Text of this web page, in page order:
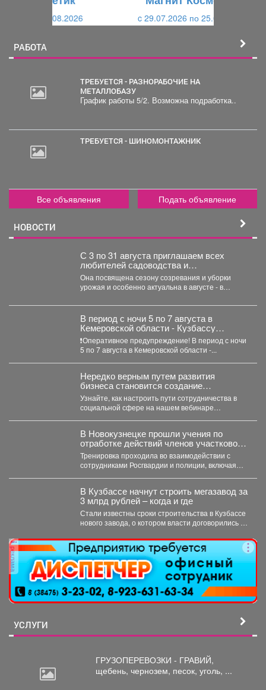
c 29.07.2026 по 25.08.2026
РАБОТА
ТРЕБУЕТСЯ - РАЗНОРАБОЧИЕ НА
МЕТАЛЛОБАЗУ
График работы 5/2. Возможна подработка..
ТРЕБУЕТСЯ - ШИНОМОНТАЖНИК
Все объявления Подать объявление
НОВОСТИ
С 3 по 31 августа приглашаем всех
любителей садоводства и
огородничества в библиотеку
«Молодежная» на книжную выставку
«Ваш урожайный участок»!
Она посвящена сезону созревания и уборки
урожая и особенно актуальна в августе - в
В период с ночи 5 по 7 августа в
Кемеровской области - Кузбассу
ожидаются грозы, сильные дожди, днем
местами град.
❗️Оперативное предупреждение! В период с ночи
5 по 7 августа в Кемеровской области -...
Нередко верным путем развития
бизнеса становится создание
совместных проектов, работа в команде
и даже полномасштабные объединения.
Узнайте, как настроить пути сотрудничества в
социальной сфере на нашем вебинаре
В Новокузнецке прошли учения по
отработке действий членов участковой
избирательной комиссии в нештатных
ситуациях на предстоящих выборах.
Тренировка проходила во взаимодействии с
сотрудниками Росгвардии и полиции, включая
В Кузбассе начнут строить мегазавод за
3 млрд рублей – когда и где
Стали известны сроки строительства в Кузбассе
нового завода, о котором власти договорились в
реклама
УСЛУГИ
ГРУЗОПЕРЕВОЗКИ - ГРАВИЙ,
щебень, чернозем, песок, уголь, ...